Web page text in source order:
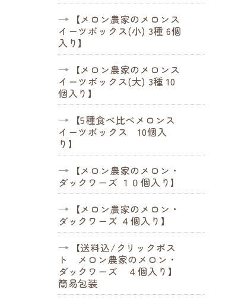
【メロン農家のメロンス
イーツボックス(小) 3種 6個
入り】
【メロン農家のメロンス
イーツボックス(大) 3種 10
個入り】
【5種食べ比べメロンス
イーツボックス 10個入
り】
【メロン農家のメロン・
ダックワーズ １０個入り】
【メロン農家のメロン・
ダックワーズ ４個入り】
【送料込/クリックポス
ト メロン農家のメロン・
ダックワーズ ４個入り】
簡易包装